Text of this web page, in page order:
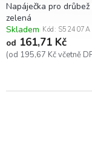
Napáječka pro
zelená
Skladem Kód: S52407A
od 161,71 Kč
(od 195,67 Kč včetně